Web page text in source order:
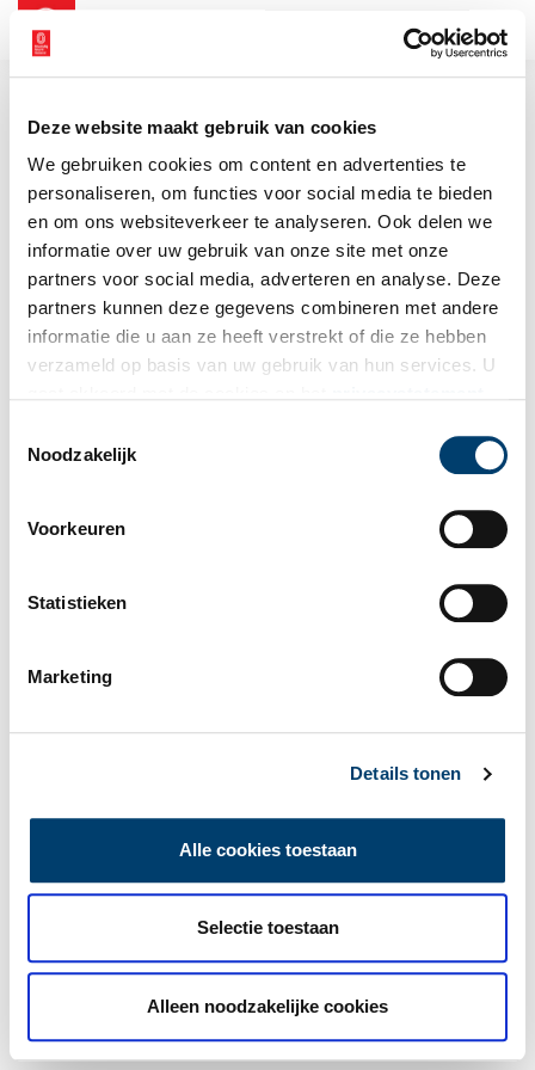
Deze website maakt gebruik van cookies
We gebruiken cookies om content en advertenties te
personaliseren, om functies voor social media te bieden
en om ons websiteverkeer te analyseren. Ook delen we
informatie over uw gebruik van onze site met onze
partners voor social media, adverteren en analyse. Deze
partners kunnen deze gegevens combineren met andere
informatie die u aan ze heeft verstrekt of die ze hebben
verzameld op basis van uw gebruik van hun services. U
Noodzakelijk
Voorkeuren
Statistieken
Marketing
Details tonen
Alle cookies toestaan
Selectie toestaan
Alleen noodzakelijke cookies